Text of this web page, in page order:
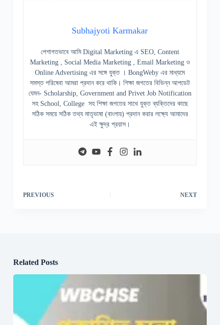
Subhajyoti Karmakar
পেশাগতভাবে আমি Digital Marketing এ SEO, Content
Marketing , Social Media Marketing , Email Marketing ও
Online Advertising এর সঙ্গে যুক্ত । BongWeby এর মাধ্যমে
সমস্ত পরিষেবা আমরা প্রদান করে থাকি। শিক্ষা জগতের বিভিন্ন আপডেট
যেমন- Scholarship, Government and Privet Job Notification
সহ School, College সহ শিক্ষা জগতের সাথে যুক্ত ব্যক্তিদের কাছে
সঠিক সময়ে সঠিক তথ্য মাতৃভাষা (বাংলায়) প্রদান করার লক্ষ্যে আমাদের
এই ক্ষুদ্র প্রয়াস।
PREVIOUS NEXT
Related Posts